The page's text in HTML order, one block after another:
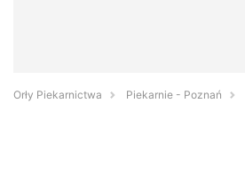
Orły Piekarnictwa Piekarnie - Poznań